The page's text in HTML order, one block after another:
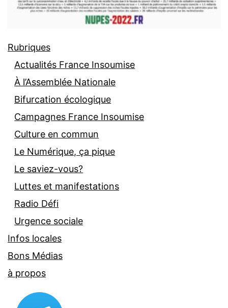
Rubriques
Actualités France Insoumise
À l’Assemblée Nationale
Bifurcation écologique
Campagnes France Insoumise
Culture en commun
Le Numérique, ça pique
Le saviez-vous?
Luttes et manifestations
Radio Défi
Urgence sociale
Infos locales
Bons Médias
à propos